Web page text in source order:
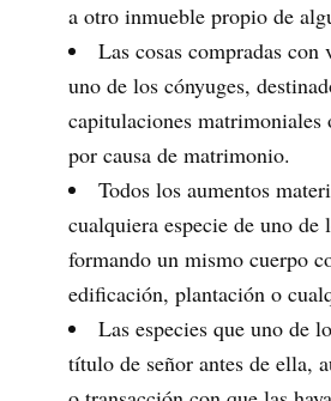
a otro inmueble propio de
Las cosas compradas con
uno de los cónyuges,
capitulaciones matrimoniales
por causa de matrimonio.
Todos los aumentos
cualquiera especie de uno de
formando un mismo cuerpo
edificación, plantación o
Las especies que uno de
título de señor antes de ella,